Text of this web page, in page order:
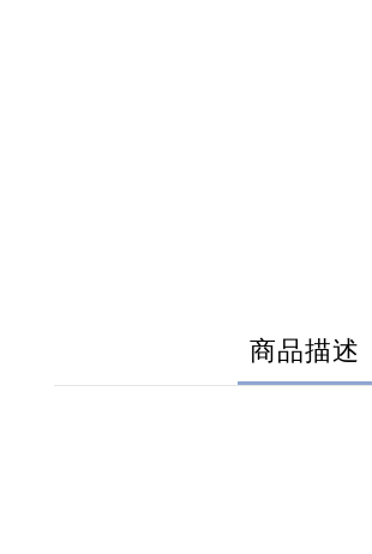
商品描述